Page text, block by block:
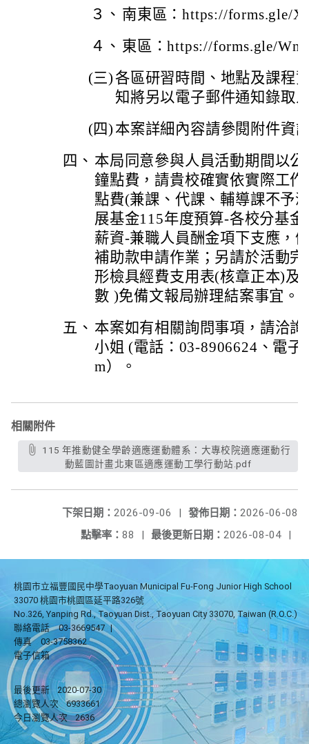
３、 南東區：https://forms.gle/
４、 東區：https://forms.gle/
(三)各區研習時間、地點及課程
知將另以電子郵件通知錄取
(四) 本案詳細內容請參閱附件資
四、 本局同意參與人員活動期間以
鐘點費，請貴校確實依實際工
點費(兼課、代課、輔導課不予
展基金115年度預算-各校分基
薪資-兼職人員酬金項下支應，
補助款申請作業；另請於活動
形檢具經費支用表(核章正本)及
數 )免備文報局辦理結案事宜。
五、 本案如有相關詢問事項，請洽
小姐 (電話：03-8906624、電子
m）。
相關附件
動藍圖計畫北東區適應運動工學行動站.pdf
發佈日期： 2026-06-08
下架日期： 2026-09-06
|
最後更新日期： 2026-08-04 |
點擊率： 88 |
桃園市立福豐國民中學Taoyuan Municipal Fu-Fong Junior High School
33070 桃園市桃園區延平路326號
No.326, Yanping Rd., Taoyuan Dist., Taoyuan City 33070, Taiwan (R.O.C.)
聯絡電話
03-3669547 |
傳真
03-3758362
電子信箱
最後更新
2020-07-30
總瀏覽人次
6933661
今日瀏覽人次
2636